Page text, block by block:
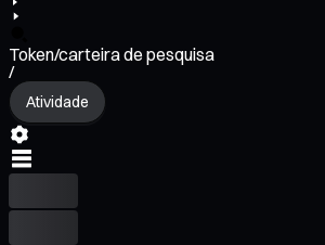
Token/carteira de pesquisa
/
Atividade